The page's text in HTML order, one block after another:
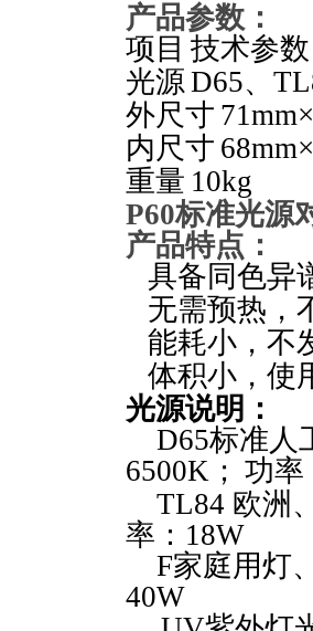
产品参数：
项目 技术参数
光源D65、
外尺寸 71mm×
内尺寸 68mm×
重量 10kg
P60标准光源
产品特点 ：
具备同色异
无需预热，
能耗小，不
体积小，使
光源说明：
D65标准人
6500K ； 功率
TL84 欧洲
率： 18W
F家庭用灯
40W